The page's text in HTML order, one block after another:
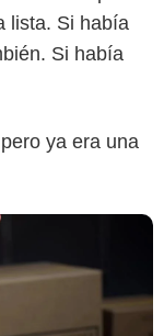
lista. Si había
Si había
ya era una